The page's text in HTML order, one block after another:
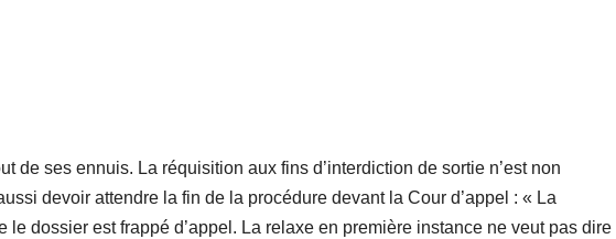
de ses ennuis. La réquisition aux fins d’interdiction de sortie n’est non
devoir attendre la fin de la procédure devant la Cour d’appel : « La
dossier est frappé d’appel. La relaxe en première instance ne veut pas dire